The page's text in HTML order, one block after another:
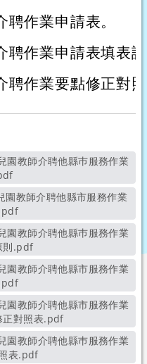
聘作業申請表。
聘作業申請表填表
聘作業要點修正對
另開新視窗
另開新視窗
則.pdf另開新視窗
另開新視窗
正對照表.pdf另開新視窗
表.pdf另開新視窗